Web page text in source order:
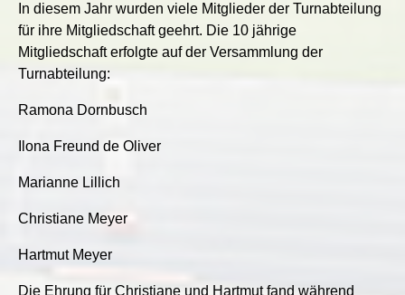
In diesem Jahr wurden viele Mitglieder der Turnabteilung
für ihre Mitgliedschaft geehrt. Die 10 jährige
Mitgliedschaft erfolgte auf der Versammlung der
Turnabteilung:
Ramona Dornbusch
Ilona Freund de Oliver
Marianne Lillich
Christiane Meyer
Hartmut Meyer
Die Ehrung für Christiane und Hartmut fand während